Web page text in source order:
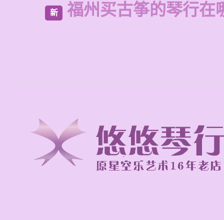
新 福州买古筝的琴行在